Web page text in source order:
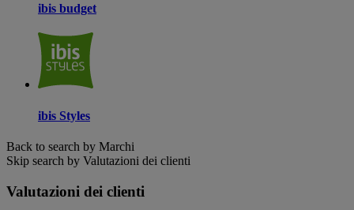
ibis budget
ibis Styles
Back to search by Marchi
Skip search by Valutazioni dei clienti
Valutazioni dei clienti